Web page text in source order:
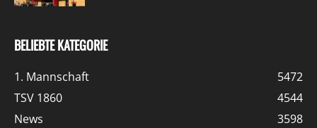
BELIEBTE KATEGORIE
1. Mannschaft
5472
TSV 1860
4544
News
3598